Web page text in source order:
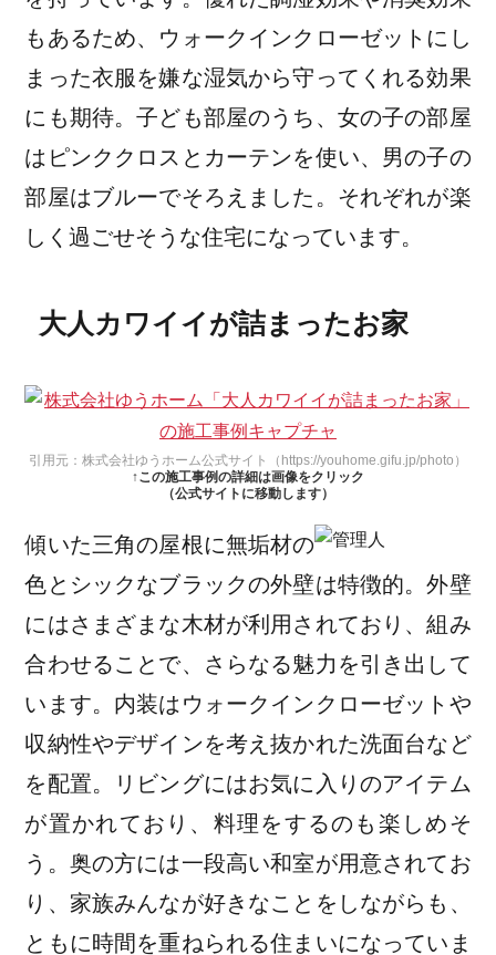
もあるため、ウォークインクローゼットにし
まった衣服を嫌な湿気から守ってくれる効果
にも期待。子ども部屋のうち、女の子の部屋
はピンククロスとカーテンを使い、男の子の
部屋はブルーでそろえました。それぞれが楽
しく過ごせそうな住宅になっています。
大人カワイイが詰まったお家
引用元：株式会社ゆうホーム公式サイト（https://youhome.gifu.jp/photo）
↑この施工事例の詳細は画像をクリック
（公式サイトに移動します）
傾いた三角の屋根に無垢材の
色とシックなブラックの外壁は特徴的。外壁
にはさまざまな木材が利用されており、組み
合わせることで、さらなる魅力を引き出して
います。内装はウォークインクローゼットや
収納性やデザインを考え抜かれた洗面台など
を配置。リビングにはお気に入りのアイテム
が置かれており、料理をするのも楽しめそ
う。奥の方には一段高い和室が用意されてお
り、家族みんなが好きなことをしながらも、
ともに時間を重ねられる住まいになっていま